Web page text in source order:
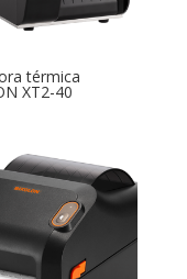
térmica
XT2-40